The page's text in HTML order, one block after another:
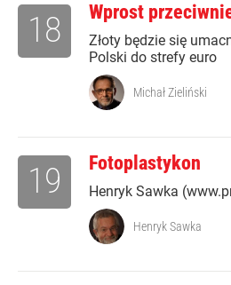
Wprost
Złoty będzie się
Polski do strefy euro
18
Michał Zieliński
Fotoplastykon
Henryk Sawka
19
Henryk Sawka